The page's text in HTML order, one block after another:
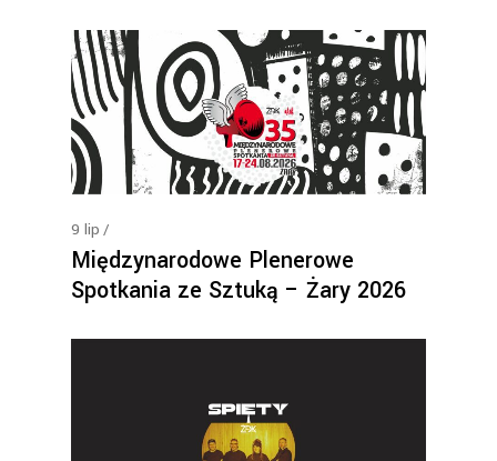
9 lip
Międzynarodowe Plenerowe
Spotkania ze Sztuką – Żary 2026